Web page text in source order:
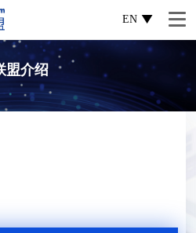
EN
盟介绍